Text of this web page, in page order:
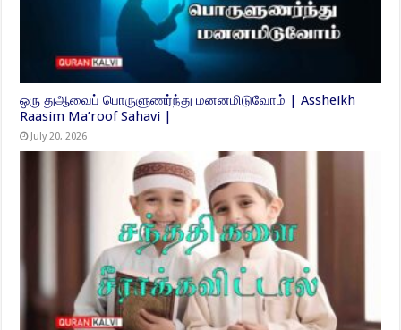
ஒரு துஆவைப் பொருளுணர்ந்து மனனமிடுவோம் | Assheikh
Raasim Ma’roof Sahavi |
July 20, 2026